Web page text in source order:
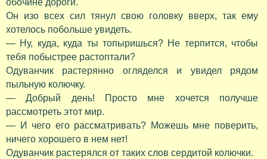
обочине дороги.
Он изо всех сил тянул свою головку вверх, так ему
хотелось побольше увидеть.
— Ну, куда, куда ты топыришься? Не терпится, чтобы
тебя побыстрее растоптали?
Одуванчик растерянно огляделся и увидел рядом
пыльную колючку.
— Добрый день! Просто мне хочется получше
рассмотреть этот мир.
— И чего его рассматривать? Можешь мне поверить,
ничего хорошего в нем нет!
Одуванчик растерялся от таких слов сердитой колючки.